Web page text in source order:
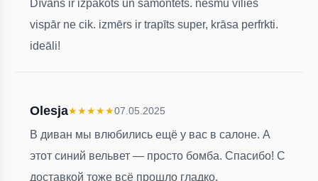
Dīvāns ir izpakots un samontets. nesmu vīlies
vispār ne cik. izmērs ir trapīts super, krāsa perfrkti.
ideāli!
Olesja★★★★★07.05.2025
В диван мы влюбились ещё у вас в салоне. А
этот синий вельвет — просто бомба. Спасибо! С
доставкой тоже всё прошло гладко.